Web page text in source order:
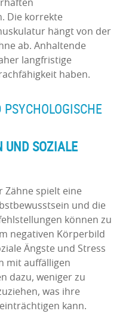
Die korrekte
hängt von der
ab. Anhaltende
langfristige
haben.
UND SOZIALE
Zähne spielt eine
und die
können zu
negativen Körperbild
Ängste und Stress
mit auffälligen
dazu, weniger zu
was ihre
kann.